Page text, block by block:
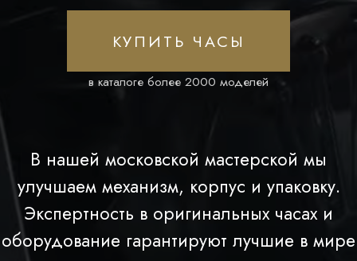
В нашей московской мастерской мы
улучшаем механизм, корпус и упаковку.
Экспертность в оригинальных часах и
оборудование гарантируют лучшие в мире
копии.